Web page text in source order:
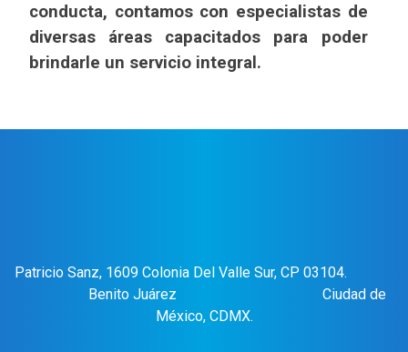
conducta, contamos con especialistas de
diversas áreas capacitados para poder
brindarle un servicio integral.
Patricio Sanz, 1609 Colonia Del Valle Sur, CP 03104.
Benito Juárez Ciudad de
México, CDMX.